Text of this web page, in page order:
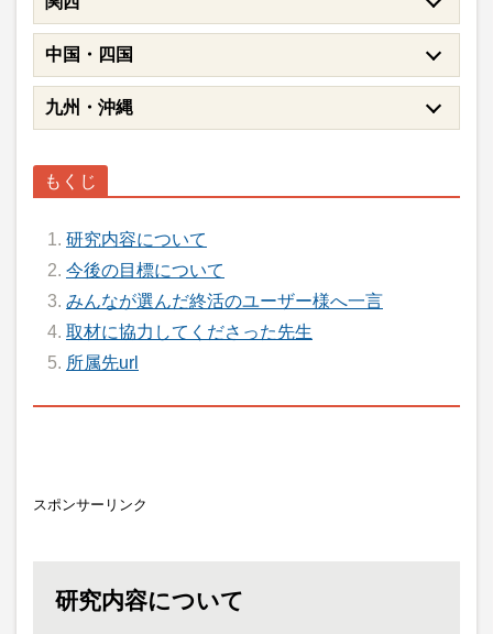
中国・四国
九州・沖縄
研究内容について
今後の目標について
みんなが選んだ終活のユーザー様へ一言
取材に協力してくださった先生
所属先url
スポンサーリンク
研究内容について